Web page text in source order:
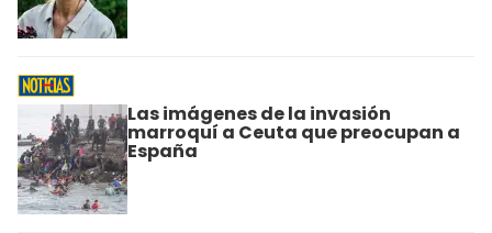
Las imágenes de la invasión
marroquí a Ceuta que preocupan a
España